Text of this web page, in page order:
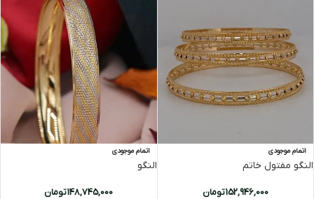
اتمام موجودی
النگو مفتول خاتم
152,946,000تومان
اتمام موجودی
النگو
148,745,000تومان